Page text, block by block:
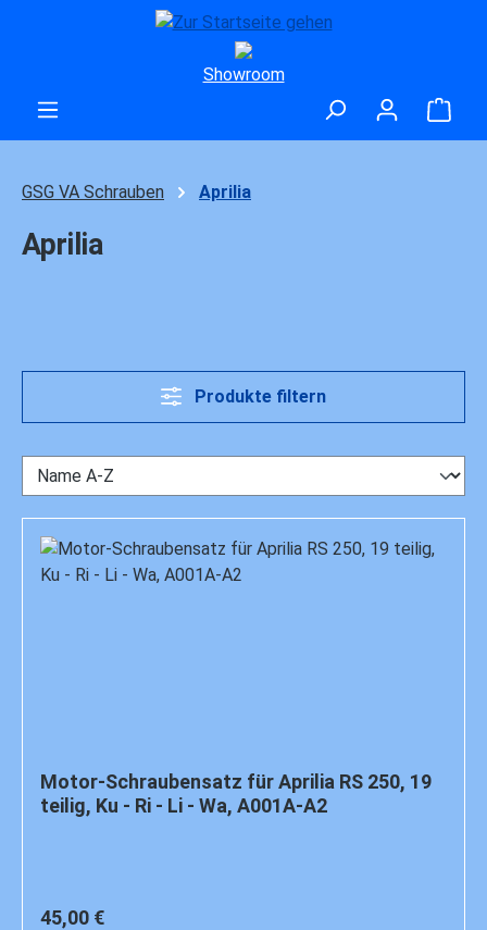
Zum Hauptinhalt springen
Showroom
GSG VA Schrauben Aprilia
Aprilia
Produkte filtern
Motor-Schraubensatz für Aprilia RS 250, 19
teilig, Ku - Ri - Li - Wa, A001A-A2
Regulärer Preis:
45,00 €